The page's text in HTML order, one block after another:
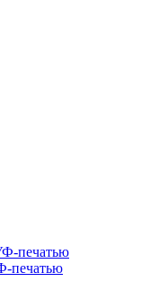
печатью
печатью